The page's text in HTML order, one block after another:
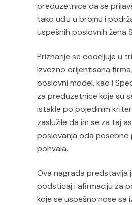
preduzetnice da se
tako uđu u brojnu i
uspešnih poslovnih žena
Priznanje se dodeljuje u
Izvozno orijentisana
poslovni model, kao i
za preduzetnice koje su
istakle po pojedinim
zaslužile da im se za taj
poslovanja oda posebno
pohvala.
Ova nagrada predstavlja
podsticaj i afirmaciju za
koje se uspešno nose sa